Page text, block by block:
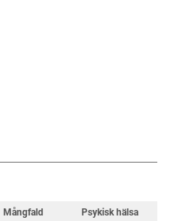
Mångfald Psykisk hälsa